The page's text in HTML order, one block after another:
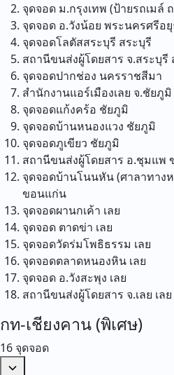
จุดจอด ม.กรุงเทพ (ป้ายรถเมล์
จุดจอด อ.วังน้อย พระนครศรีอ
จุดจอดโลตัสสระบุรี สระบุรี
สถานีขนส่งผู้โดยสาร จ.สระบุรี
จุดจอดปากช่อง นครราชสีมา
สำนักงานแอร์เมืองเลย จ.ชัยภูมิ
จุดจอดแก้งคร้อ ชัยภูมิ
จุดจอดบ้านหนองแวง ชัยภูมิ
จุดจอดภูเขียว ชัยภูมิ
สถานีขนส่งผู้โดยสาร อ.ชุมแพ
จุดจอดบ้านโนนหัน (ศาลาทาง
ขอนแก่น
จุดจอดผานกเค้า เลย
จุดจอด ตาดข่า เลย
จุดจอดวัดร่มโพธิธรรม เลย
จุดจอดตลาดหนองหิน เลย
จุดจอด อ.วังสะพุง เลย
สถานีขนส่งผู้โดยสาร จ.เลย เลย
กท-เชียงคาน (พิเศษ)
16 จุดจอด